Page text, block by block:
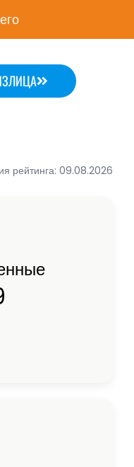
рейтинга: 09.08.2026